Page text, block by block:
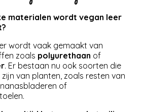
materialen wordt vegan leer
wordt vaak gemaakt van
zoals polyurethaan of
. Er bestaan nu ook soorten die
van planten, zoals resten van
of